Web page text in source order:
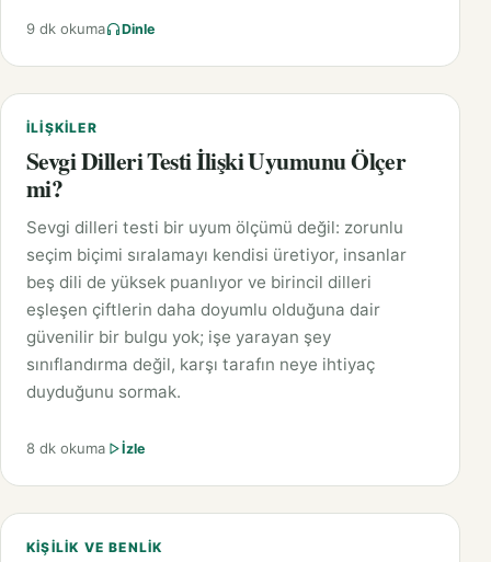
9 dk okuma Dinle
İLIŞKILER
Sevgi Dilleri Testi İlişki Uyumunu Ölçer
mi?
Sevgi dilleri testi bir uyum ölçümü değil: zorunlu
seçim biçimi sıralamayı kendisi üretiyor, insanlar
beş dili de yüksek puanlıyor ve birincil dilleri
eşleşen çiftlerin daha doyumlu olduğuna dair
güvenilir bir bulgu yok; işe yarayan şey
sınıflandırma değil, karşı tarafın neye ihtiyaç
duyduğunu sormak.
8 dk okuma İzle
KIŞILIK VE BENLIK